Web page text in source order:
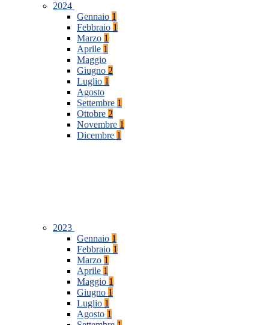
2024
Gennaio 1
Febbraio 1
Marzo 1
Aprile 1
Maggio
Giugno 2
Luglio 1
Agosto
Settembre 1
Ottobre 2
Novembre 1
Dicembre 1
2023
Gennaio 1
Febbraio 1
Marzo 1
Aprile 1
Maggio 1
Giugno 1
Luglio 1
Agosto 1